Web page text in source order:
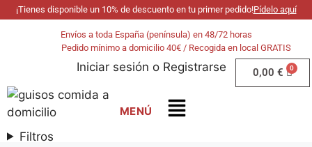
¡Tienes disponible un 10% de descuento en tu primer pedido!Pídelo aquí
Envíos a toda España (península) en 48/72 horas
Pedido mínimo a domicilio 40€ / Recogida en local GRATIS
Iniciar sesión o Registrarse 0,00 €
Filtros